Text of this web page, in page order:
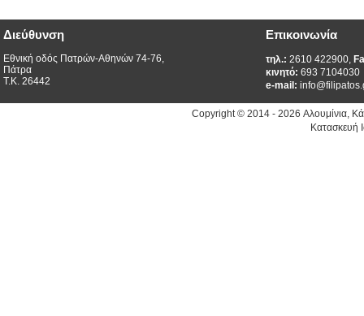
Διεύθυνση Επικοινωνία
Εθνική οδός Πατρών-Αθηνών 74-76,
Πάτρα
Τ.Κ. 26442
τηλ.: 2610 422900,
κινητό: 693 7104030
e-mail:
Copyright © 2014 - 2026 Αλουμίνια,
Κατασκευή